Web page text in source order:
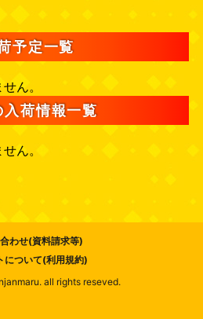
予定一覧
ん。
入荷情報一覧
ん。
わせ(資料請求等)
について(利用規約)
all rights reseved.